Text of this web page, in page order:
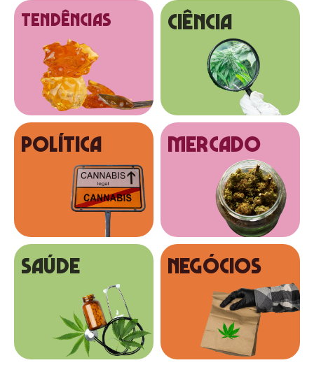
tendências Ciência
Política MERCADO
SAÚDE NEGÓCIOS